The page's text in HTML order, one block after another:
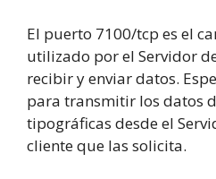
El puerto 7100/tcp es el
utilizado por el Servidor
recibir y enviar datos.
para transmitir los datos
tipográficas desde el
cliente que las solicita.